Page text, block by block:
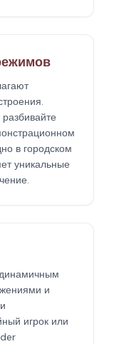
в городском
уникальные
и
игрок или